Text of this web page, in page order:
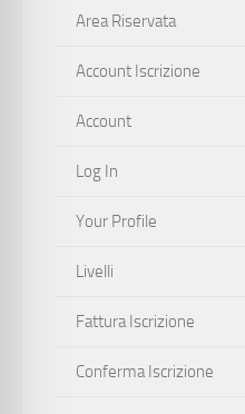
Area Riservata
Account Iscrizione
Account
Log In
Your Profile
Livelli
Fattura Iscrizione
Conferma Iscrizione